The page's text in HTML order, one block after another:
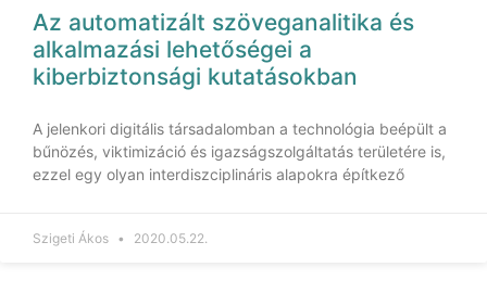
Az automatizált szöveganalitika és
alkalmazási lehetőségei a
kiberbiztonsági kutatásokban
A jelenkori digitális társadalomban a technológia beépült a
bűnözés, viktimizáció és igazságszolgáltatás területére is,
ezzel egy olyan interdiszciplináris alapokra építkező
Szigeti Ákos 2020.05.22.